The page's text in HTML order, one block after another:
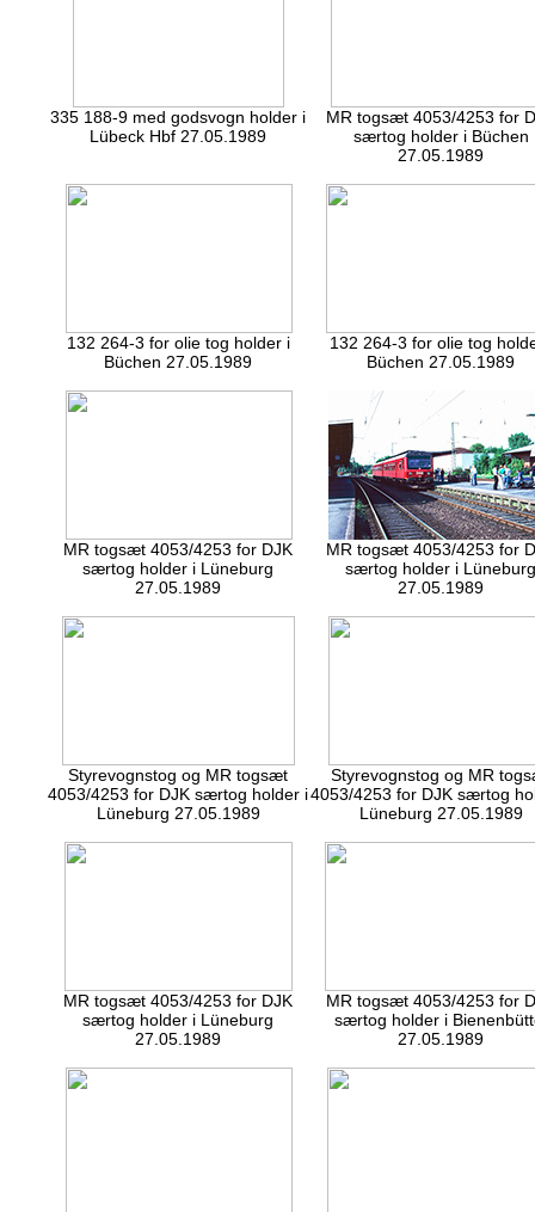
335 188-9 med godsvogn holder i
Lübeck Hbf 27.05.1989
MR togsæt 4053/4253 for
særtog holder i Büchen
27.05.1989
132 264-3 for olie tog holder i
Büchen 27.05.1989
132 264-3 for olie tog
Büchen 27.05.1989
MR togsæt 4053/4253 for DJK
særtog holder i Lüneburg
27.05.1989
MR togsæt 4053/4253 for
særtog holder i
27.05.1989
Styrevognstog og MR togsæt
4053/4253 for DJK særtog holder i
Lüneburg 27.05.1989
Styrevognstog og MR
4053/4253 for DJK særtog
Lüneburg 27.05.1989
MR togsæt 4053/4253 for DJK
særtog holder i Lüneburg
27.05.1989
MR togsæt 4053/4253 for
særtog holder i
27.05.1989